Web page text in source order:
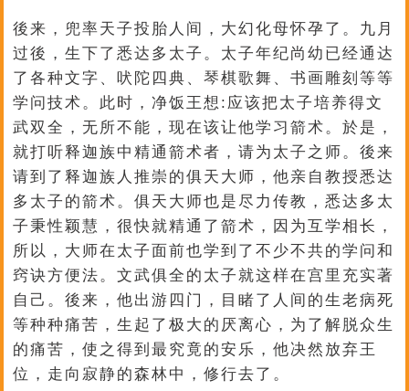
後来，兜率天子投胎人间，大幻化母怀孕了。九月
过後，生下了悉达多太子。太子年纪尚幼已经通达
了各种文字、吠陀四典、琴棋歌舞、书画雕刻等等
学问技术。此时，净饭王想:应该把太子培养得文
武双全，无所不能，现在该让他学习箭术。於是，
就打听释迦族中精通箭术者，请为太子之师。後来
请到了释迦族人推崇的俱天大师，他亲自教授悉达
多太子的箭术。俱天大师也是尽力传教，悉达多太
子秉性颖慧，很快就精通了箭术，因为互学相长，
所以，大师在太子面前也学到了不少不共的学问和
窍诀方便法。文武俱全的太子就这样在宫里充实著
自己。後来，他出游四门，目睹了人间的生老病死
等种种痛苦，生起了极大的厌离心，为了解脱众生
的痛苦，使之得到最究竟的安乐，他决然放弃王
位，走向寂静的森林中，修行去了。